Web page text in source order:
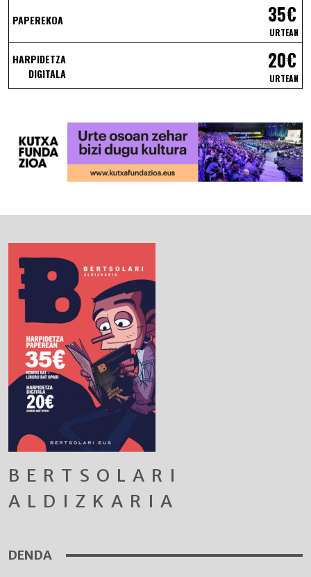
PAPEREKOA 35€
URTEAN
HARPIDETZA
DIGITALA
20€
URTEAN
BERTSOLARI
ALDIZKARIA
DENDA